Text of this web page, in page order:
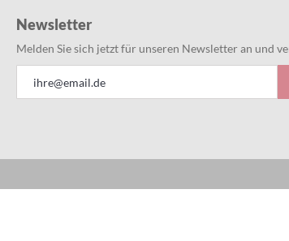
Newsletter
Melden Sie sich jetzt für unseren Newsletter an und
zum